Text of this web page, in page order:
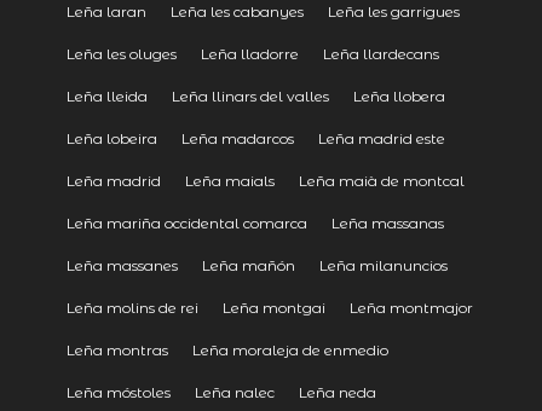
Leña laran Leña les cabanyes Leña les garrigues
Leña les oluges Leña lladorre Leña llardecans
Leña lleida Leña llinars del valles Leña llobera
Leña lobeira Leña madarcos Leña madrid este
Leña madrid Leña maials Leña maià de montcal
Leña mariña occidental comarca Leña massanas
Leña massanes Leña mañón Leña milanuncios
Leña molins de rei Leña montgai Leña montmajor
Leña montras Leña moraleja de enmedio
Leña móstoles Leña nalec Leña neda